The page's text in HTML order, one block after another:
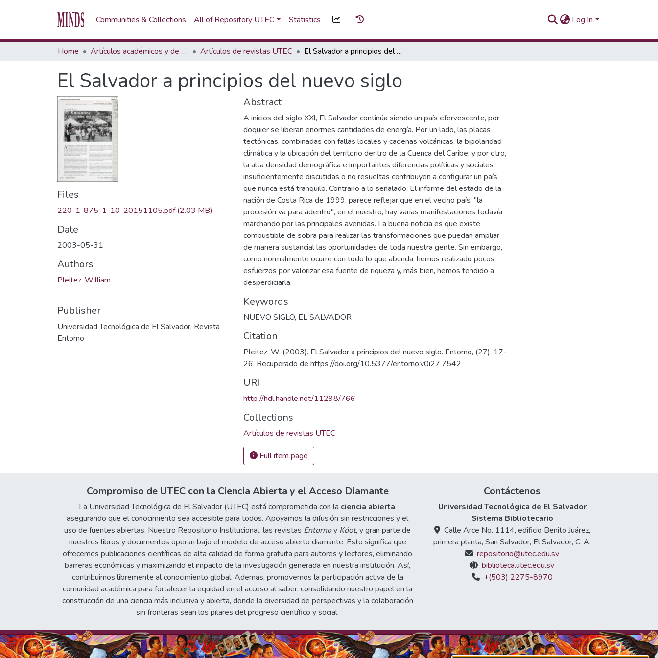
Communities & Collections All of Repository UTEC Statistics Log In
Home Artículos académicos y de opinión Artículos de revistas UTEC El Salvador a principios del nuevo siglo
El Salvador a principios del nuevo siglo
Files
220-1-875-1-10-20151105.pdf(2.03 MB)
Date
2003-05-31
Authors
Pleitez, William
Publisher
Universidad Tecnológica de El Salvador, Revista
Entorno
Abstract
A inicios del siglo XXl, El Salvador continúa siendo un país efervescente, por
doquier se liberan enormes cantidades de energía. Por un lado, las placas
tectónicas, combinadas con fallas locales y cadenas volcánicas, la bipolaridad
climática y la ubicación del territorio dentro de la Cuenca del Caribe; y por otro,
la alta densidad demográfica e importantes diferencias políticas y sociales
insuficientemente discutidas o no resueltas contribuyen a configurar un país
que nunca está tranquilo. Contrario a lo señalado. El informe del estado de la
nación de Costa Rica de 1999, parece reflejar que en el vecino país, "la
procesión va para adentro"; en el nuestro, hay varias manifestaciones todavía
marchando por las principales avenidas. La buena noticia es que existe
combustible de sobra para realizar las transformaciones que puedan ampliar
de manera sustancial las oportunidades de toda nuestra gente. Sin embargo,
como normalmente ocurre con todo lo que abunda, hemos realizado pocos
esfuerzos por valorizar esa fuente de riqueza y, más bien, hemos tendido a
desperdiciarla.
Keywords
NUEVO SIGLO, EL SALVADOR
Citation
Pleitez, W. (2003). El Salvador a principios del nuevo siglo. Entorno, (27), 17-
26. Recuperado de https://doi.org/10.5377/entorno.v0i27.7542
URI
http://hdl.handle.net/11298/766
Collections
Artículos de revistas UTEC
Full item page
Compromiso de UTEC con la Ciencia Abierta y el Acceso Diamante
La Universidad Tecnológica de El Salvador (UTEC) está comprometida con la ciencia abierta,
asegurando que el conocimiento sea accesible para todos. Apoyamos la difusión sin restricciones y el
uso de fuentes abiertas. Nuestro Repositorio Institucional, las revistas Entornoy Kóot, y gran parte de
nuestros libros y documentos operan bajo el modelo de acceso abierto diamante. Esto significa que
ofrecemos publicaciones científicas de alta calidad de forma gratuita para autores y lectores, eliminando
barreras económicas y maximizando el impacto de la investigación generada en nuestra institución. Así,
contribuimos libremente al conocimiento global. Además, promovemos la participación activa de la
comunidad académica para fortalecer la equidad en el acceso al saber, consolidando nuestro papel en la
construcción de una ciencia más inclusiva y abierta, donde la diversidad de perspectivas y la colaboración
sin fronteras sean los pilares del progreso científico y social.
Contáctenos
Universidad Tecnológica de El Salvador
Sistema Bibliotecario
Calle Arce No. 1114, edificio Benito Juárez,
primera planta, San Salvador, El Salvador, C. A.
repositorio@utec.edu.sv
biblioteca.utec.edu.sv
+(503) 2275-8970